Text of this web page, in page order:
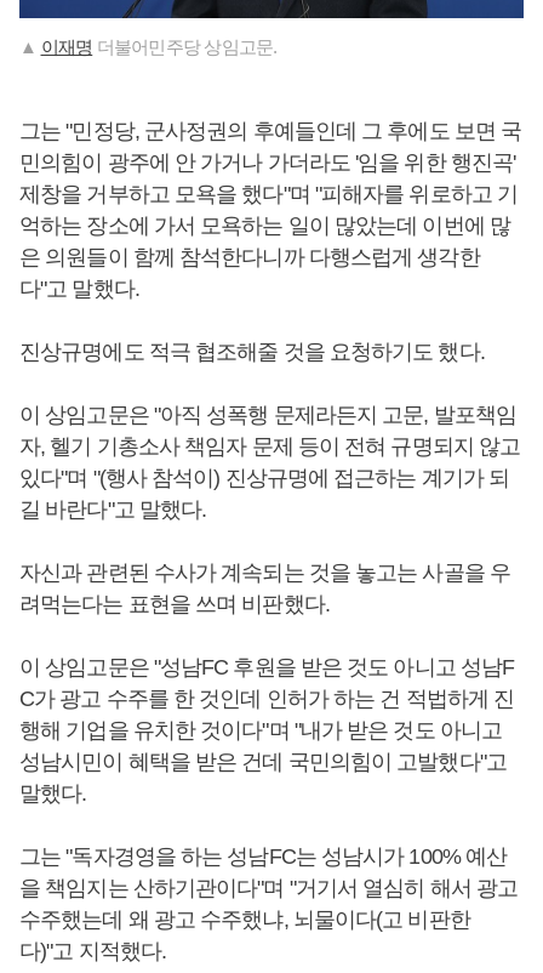
▲ 이재명 더불어민주당 상임고문.
그는 "민정당, 군사정권의 후예들인데 그 후에도 보면 국
민의힘이 광주에 안 가거나 가더라도 '임을 위한 행진곡'
제창을 거부하고 모욕을 했다"며 "피해자를 위로하고 기
억하는 장소에 가서 모욕하는 일이 많았는데 이번에 많
은 의원들이 함께 참석한다니까 다행스럽게 생각한
다"고 말했다.
진상규명에도 적극 협조해줄 것을 요청하기도 했다.
이 상임고문은 "아직 성폭행 문제라든지 고문, 발포책임
자, 헬기 기총소사 책임자 문제 등이 전혀 규명되지 않고
있다"며 "(행사 참석이) 진상규명에 접근하는 계기가 되
길 바란다"고 말했다.
자신과 관련된 수사가 계속되는 것을 놓고는 사골을 우
려먹는다는 표현을 쓰며 비판했다.
이 상임고문은 "성남FC 후원을 받은 것도 아니고 성남F
C가 광고 수주를 한 것인데 인허가 하는 건 적법하게 진
행해 기업을 유치한 것이다"며 "내가 받은 것도 아니고
성남시민이 혜택을 받은 건데 국민의힘이 고발했다"고
말했다.
그는 "독자경영을 하는 성남FC는 성남시가 100% 예산
을 책임지는 산하기관이다"며 "거기서 열심히 해서 광고
수주했는데 왜 광고 수주했냐, 뇌물이다(고 비판한
다)"고 지적했다.